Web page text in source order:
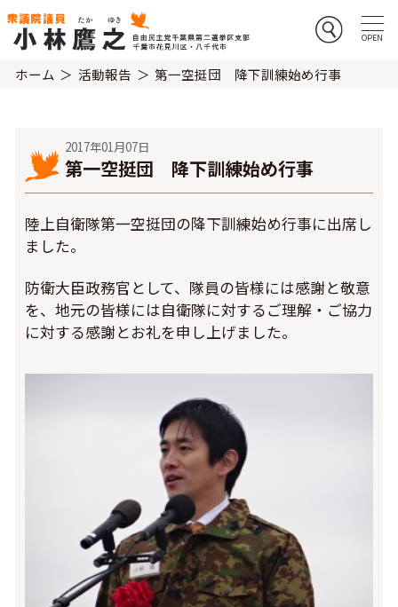
ホーム 活動報告 第一空挺団 降下訓練始め行事
2017年01月07日
第一空挺団 降下訓練始め行事
陸上自衛隊第一空挺団の降下訓練始め行事に出席し
ました。
防衛大臣政務官として、隊員の皆様には感謝と敬意
を、地元の皆様には自衛隊に対するご理解・ご協力
に対する感謝とお礼を申し上げました。